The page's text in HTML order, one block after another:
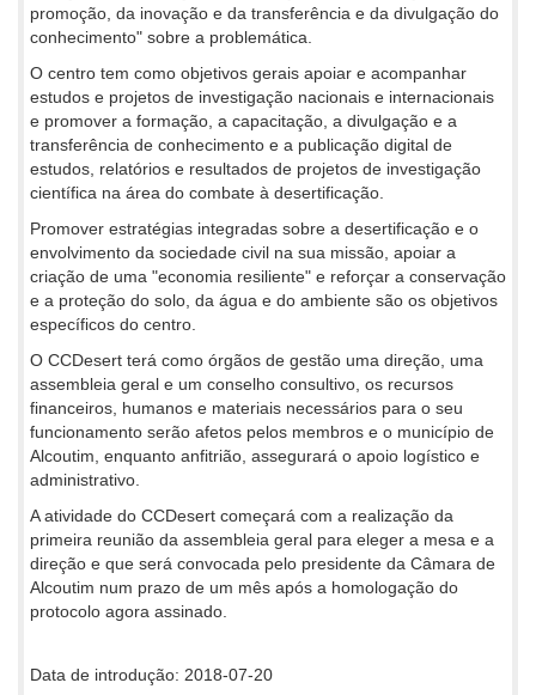
promoção, da inovação e da transferência e da divulgação do
conhecimento" sobre a problemática.
O centro tem como objetivos gerais apoiar e acompanhar
estudos e projetos de investigação nacionais e internacionais
e promover a formação, a capacitação, a divulgação e a
transferência de conhecimento e a publicação digital de
estudos, relatórios e resultados de projetos de investigação
científica na área do combate à desertificação.
Promover estratégias integradas sobre a desertificação e o
envolvimento da sociedade civil na sua missão, apoiar a
criação de uma "economia resiliente" e reforçar a conservação
e a proteção do solo, da água e do ambiente são os objetivos
específicos do centro.
O CCDesert terá como órgãos de gestão uma direção, uma
assembleia geral e um conselho consultivo, os recursos
financeiros, humanos e materiais necessários para o seu
funcionamento serão afetos pelos membros e o município de
Alcoutim, enquanto anfitrião, assegurará o apoio logístico e
administrativo.
A atividade do CCDesert começará com a realização da
primeira reunião da assembleia geral para eleger a mesa e a
direção e que será convocada pelo presidente da Câmara de
Alcoutim num prazo de um mês após a homologação do
protocolo agora assinado.
Data de introdução: 2018-07-20